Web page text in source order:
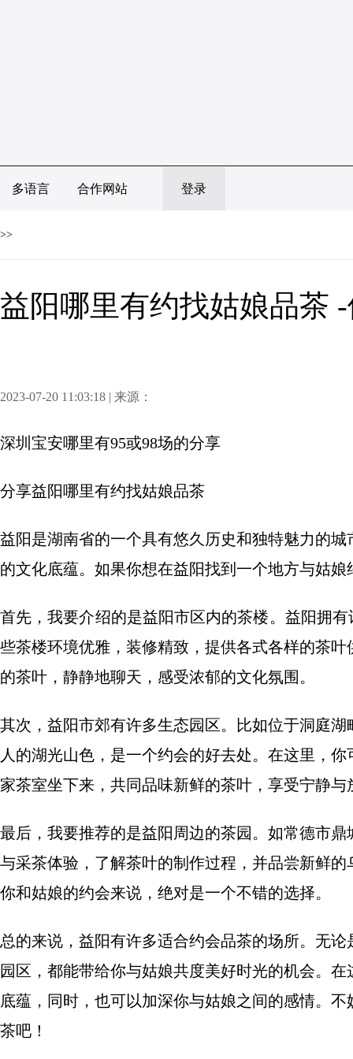
多语言 合作网站 登录
>>
益阳哪里有约找姑娘品茶
2023-07-20 11:03:18 | 来源：
深圳宝安哪里有95或98场的分享
分享益阳哪里有约找姑娘品茶
益阳是湖南省的一个具有悠久历史和独特魅力的
的文化底蕴。如果你想在益阳找到一个地方与姑
首先，我要介绍的是益阳市区内的茶楼。益阳拥
些茶楼环境优雅，装修精致，提供各式各样的茶
的茶叶，静静地聊天，感受浓郁的文化氛围。
其次，益阳市郊有许多生态园区。比如位于洞庭
人的湖光山色，是一个约会的好去处。在这里，
家茶室坐下来，共同品味新鲜的茶叶，享受宁静与
最后，我要推荐的是益阳周边的茶园。如常德市
与采茶体验，了解茶叶的制作过程，并品尝新鲜
你和姑娘的约会来说，绝对是一个不错的选择。
总的来说，益阳有许多适合约会品茶的场所。无
园区，都能带给你与姑娘共度美好时光的机会。
底蕴，同时，也可以加深你与姑娘之间的感情。
茶吧！